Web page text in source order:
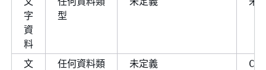
字
資
料
型
文
任何資料類
未定義